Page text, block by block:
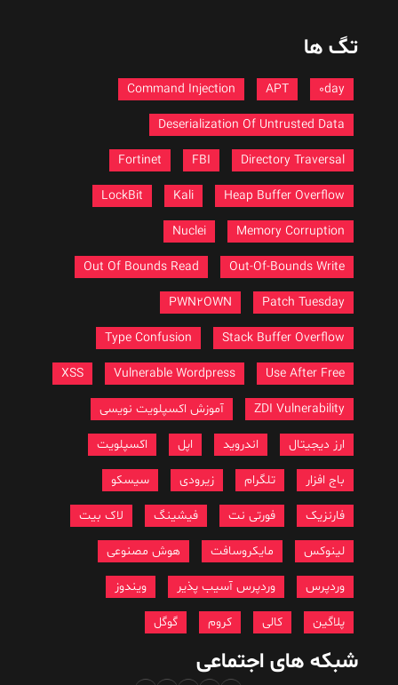
تگ ها
Command Injection
Deserialization Of Untrusted Data
Directory Traversal
Fortinet
Heap Buffer Overflow
LockBit
Memory Corruption
Nuclei
Out-Of-Bounds Write
Out Of Bounds Read
Patch Tuesday
PWN2OWN
Stack Buffer Overflow
Type Confusion
Use After Free
Vulnerable Wordpress
ZDI Vulnerability آموزش اکسپلویت نویسی
ارز دیجیتال اندروید اکسپلویت
باج افزار تلگرام زیرودی سیسکو
فارنزیک فورتی نت فیشینگ لاک بیت
لینوکس مایکروسافت هوش مصنوعی
وردپرس وردپرس آسیب پذیر ویندوز
پلاگین
شبکه های اجتماعی